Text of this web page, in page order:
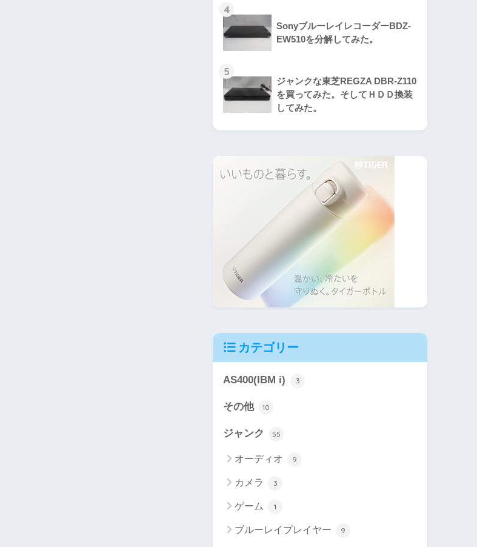
4
SonyブルーレイレコーダーBDZ-
EW510を分解してみた。
5
ジャンクな東芝REGZA DBR-Z110
を買ってみた。そしてＨＤＤ換装
してみた。
カテゴリー
AS400(IBM i) 3
その他 10
ジャンク 55
オーディオ 9
カメラ 3
ゲーム 1
ブルーレイプレイヤー 9